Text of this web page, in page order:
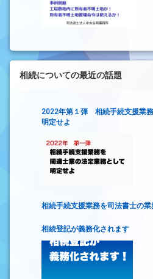
相続についての最近の話題
2022年第１弾 相続手続支援業
明定せよ
相続手続支援業務を司法書士の業
相続登記が義務化されます